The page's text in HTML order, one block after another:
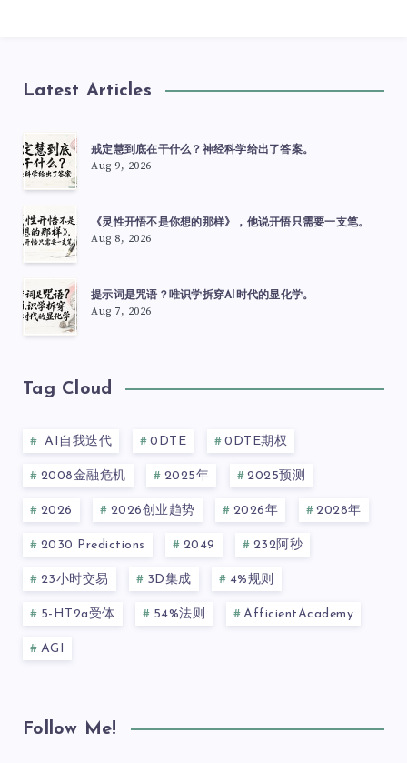
Latest Articles
戒定慧到底在干什么？神经科学给出了答案。
Aug 9, 2026
《灵性开悟不是你想的那样》，他说开悟只需要一支笔。
Aug 8, 2026
提示词是咒语？唯识学拆穿AI时代的显化学。
Aug 7, 2026
Tag Cloud
AI自我迭代 0DTE 0DTE期权
2008金融危机 2025年 2025预测
2026 2026创业趋势 2026年 2028年
2030 Predictions 2049 232阿秒
23小时交易 3D集成 4%规则
5-HT2a受体 54%法则 AfficientAcademy
AGI
Follow Me!